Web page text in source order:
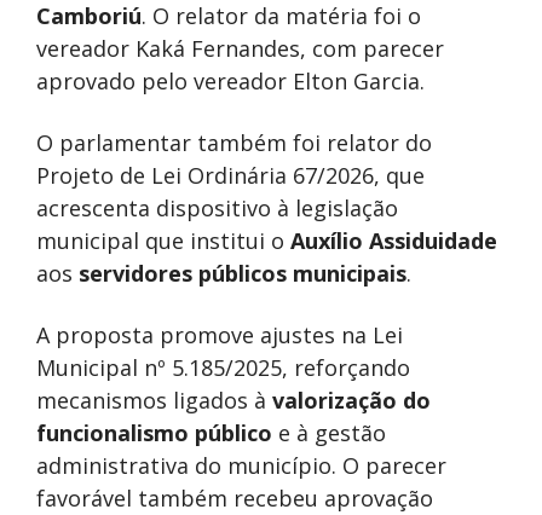
Camboriú. O relator da matéria foi o
vereador Kaká Fernandes, com parecer
aprovado pelo vereador Elton Garcia.
O parlamentar também foi relator do
Projeto de Lei Ordinária 67/2026, que
acrescenta dispositivo à legislação
municipal que institui o Auxílio Assiduidade
aos servidores públicos municipais.
A proposta promove ajustes na Lei
Municipal nº 5.185/2025, reforçando
mecanismos ligados à valorização do
funcionalismo público e à gestão
administrativa do município. O parecer
favorável também recebeu aprovação